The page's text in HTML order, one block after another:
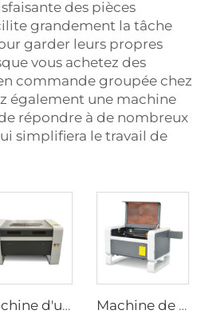
des pièces
grandement la tâche
garder leurs propres
vous achetez des
commande groupée chez
également une machine
répondre à de nombreux
simplifiera le travail de
Machine d'usinage et de découpe au laser 9060 Machine de gravure et de découpe au laser 7050